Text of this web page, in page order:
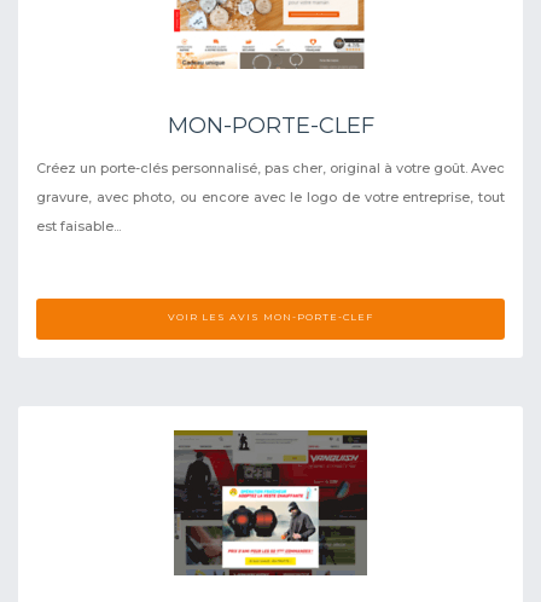
MON-PORTE-CLEF
Créez un porte-clés personnalisé, pas cher, original à votre goût. Avec
gravure, avec photo, ou encore avec le logo de votre entreprise, tout
est faisable...
VOIR LES AVIS MON-PORTE-CLEF